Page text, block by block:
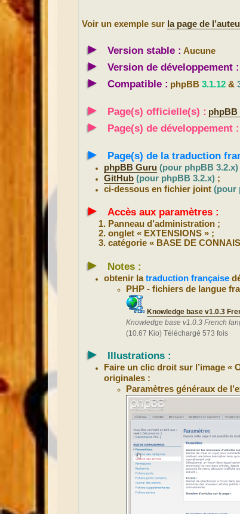
Voir un exemple sur la page de
► Version stable : Aucune
► Version de développement :
► Compatible : phpBB 3.1.12 &
► Page(s) officielle(s) : phpBB
► Page(s) de développement :
► Page(s) de la traduction
phpBB Guru (pour phpBB 3.2.x)
GitHub (pour phpBB 3.2.x) ;
ci-dessous en fichier joint(pour
► Accès aux paramètres :
Panneau d’administration ;
onglet « EXTENSIONS » ;
catégorie « BASE DE
► Notes :
obtenir latraduction française
PHP - fichiers de langue
Knowledge base v1.0.3
Knowledge base v1.0.3 French
(10.67 Kio) Téléchargé 573 fois
► Illustrations :
Faire un clic droit sur l’image
originales :
Paramètres généraux de